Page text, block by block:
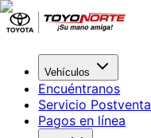
Vehículos
Encuéntranos
Servicio Postventa
Pagos en línea